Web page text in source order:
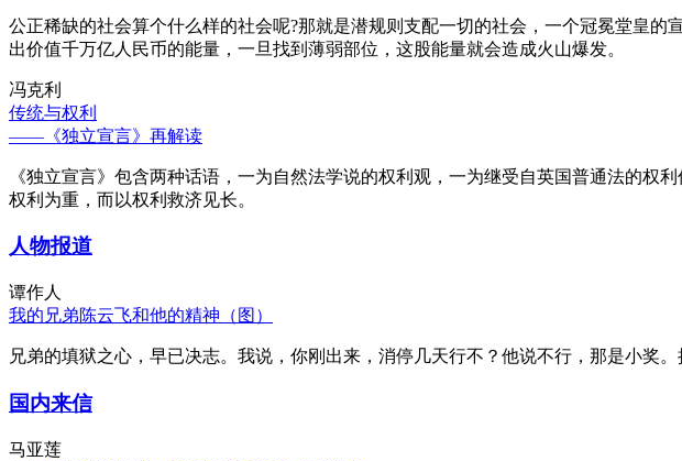
公正稀缺的社会算个什么样的社会呢?那就是潜规则支配一切的社会，一个冠冕堂皇
出价值千万亿人民币的能量，一旦找到薄弱部位，这股能量就会造成火山爆发。
冯克利
传统与权利
——《独立宣言》再解读
《独立宣言》包含两种话语，一为自然法学说的权利观，一为继受自英国普通法的
权利为重，而以权利救济见长。
人物报道
谭作人
我的兄弟陈云飞和他的精神（图）
兄弟的填狱之心，早已决志。我说，你刚出来，消停几天行不？他说不行，那是小奖
国内来信
马亚莲